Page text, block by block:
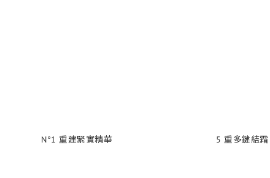
N°1 重建緊實精華 5 重多鍵結霜